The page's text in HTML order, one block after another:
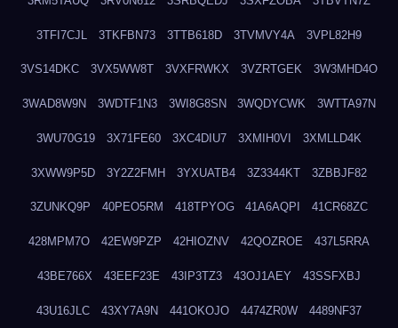
3TFI7CJL 3TKFBN73 3TTB618D 3TVMVY4A 3VPL82H9
3VS14DKC 3VX5WW8T 3VXFRWKX 3VZRTGEK 3W3MHD4O
3WAD8W9N 3WDTF1N3 3WI8G8SN 3WQDYCWK 3WTTA97N
3WU70G19 3X71FE60 3XC4DIU7 3XMIH0VI 3XMLLD4K
3XWW9P5D 3Y2Z2FMH 3YXUATB4 3Z3344KT 3ZBBJF82
3ZUNKQ9P 40PEO5RM 418TPYOG 41A6AQPI 41CR68ZC
428MPM7O 42EW9PZP 42HIOZNV 42QOZROE 437L5RRA
43BE766X 43EEF23E 43IP3TZ3 43OJ1AEY 43SSFXBJ
43U16JLC 43XY7A9N 441OKOJO 4474ZR0W 4489NF37